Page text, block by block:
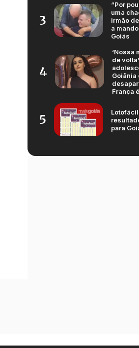
3
“Por
uma
irmão
a
Goiás
4
‘Nossa
de
Goiânia
França
5
para